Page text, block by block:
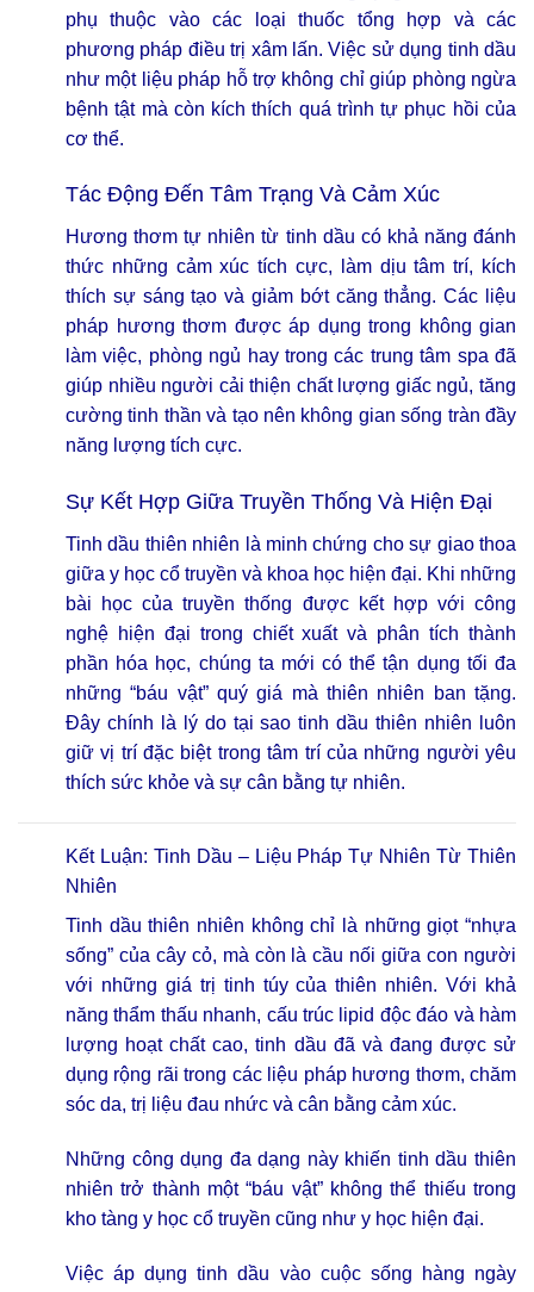
phụ thuộc vào các loại thuốc tổng hợp và các
phương pháp điều trị xâm lấn. Việc sử dụng tinh dầu
như một liệu pháp hỗ trợ không chỉ giúp phòng ngừa
bệnh tật mà còn kích thích quá trình tự phục hồi của
cơ thể.
Tác Động Đến Tâm Trạng Và Cảm Xúc
Hương thơm tự nhiên từ tinh dầu có khả năng đánh
thức những cảm xúc tích cực, làm dịu tâm trí, kích
thích sự sáng tạo và giảm bớt căng thẳng. Các liệu
pháp hương thơm được áp dụng trong không gian
làm việc, phòng ngủ hay trong các trung tâm spa đã
giúp nhiều người cải thiện chất lượng giấc ngủ, tăng
cường tinh thần và tạo nên không gian sống tràn đầy
năng lượng tích cực.
Sự Kết Hợp Giữa Truyền Thống Và Hiện Đại
Tinh dầu thiên nhiên là minh chứng cho sự giao thoa
giữa y học cổ truyền và khoa học hiện đại. Khi những
bài học của truyền thống được kết hợp với công
nghệ hiện đại trong chiết xuất và phân tích thành
phần hóa học, chúng ta mới có thể tận dụng tối đa
những “báu vật” quý giá mà thiên nhiên ban tặng.
Đây chính là lý do tại sao tinh dầu thiên nhiên luôn
giữ vị trí đặc biệt trong tâm trí của những người yêu
thích sức khỏe và sự cân bằng tự nhiên.
Kết Luận: Tinh Dầu – Liệu Pháp Tự Nhiên Từ Thiên
Nhiên
Tinh dầu thiên nhiên không chỉ là những giọt “nhựa
sống” của cây cỏ, mà còn là cầu nối giữa con người
với những giá trị tinh túy của thiên nhiên. Với khả
năng thẩm thấu nhanh, cấu trúc lipid độc đáo và hàm
lượng hoạt chất cao, tinh dầu đã và đang được sử
dụng rộng rãi trong các liệu pháp hương thơm, chăm
sóc da, trị liệu đau nhức và cân bằng cảm xúc.
Những công dụng đa dạng này khiến tinh dầu thiên
nhiên trở thành một “báu vật” không thể thiếu trong
kho tàng y học cổ truyền cũng như y học hiện đại.
Việc áp dụng tinh dầu vào cuộc sống hàng ngày